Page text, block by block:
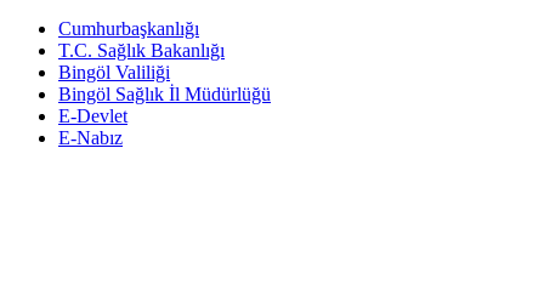
Cumhurbaşkanlığı
T.C. Sağlık Bakanlığı
Bingöl Valiliği
Bingöl Sağlık İl Müdürlüğü
E-Devlet
E-Nabız